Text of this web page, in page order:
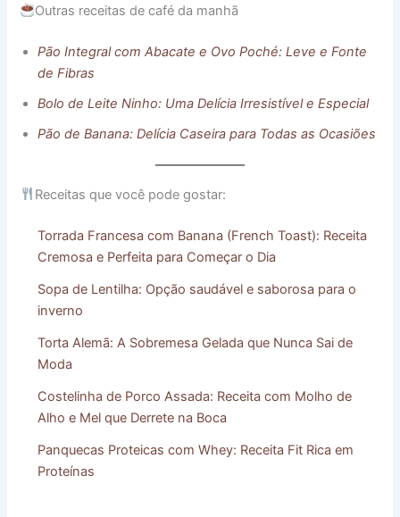
Outras receitas de café da manhã
Pão Integral com Abacate e Ovo Poché: Leve e Fonte
de Fibras
Bolo de Leite Ninho: Uma Delícia Irresistível e Especial
Pão de Banana: Delícia Caseira para Todas as Ocasiões
Receitas que você pode gostar:
Torrada Francesa com Banana (French Toast): Receita
Cremosa e Perfeita para Começar o Dia
Sopa de Lentilha: Opção saudável e saborosa para o
inverno
Torta Alemã: A Sobremesa Gelada que Nunca Sai de
Moda
Costelinha de Porco Assada: Receita com Molho de
Alho e Mel que Derrete na Boca
Panquecas Proteicas com Whey: Receita Fit Rica em
Proteínas